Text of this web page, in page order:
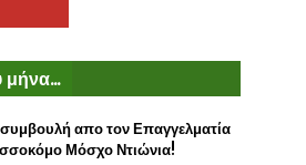
μήνα...
απο τον Επαγγελματία
Μόσχο Ντιώνια!